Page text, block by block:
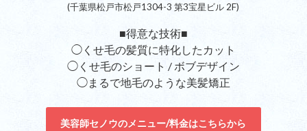
(千葉県松戸市松戸1304-3 第3宝星ビル 2F)
■得意な技術■
◯くせ毛の髪質に特化したカット
◯くせ毛のショート / ボブデザイン
◯まるで地毛のような美髪矯正
美容師セノウのメニュー/料金はこちらから